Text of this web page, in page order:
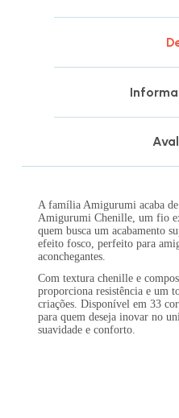
A família Amigurumi acaba de
Amigurumi Chenille, um fio
quem busca um acabamento
efeito fosco, perfeito para
aconchegantes.
Com textura chenille e
proporciona resistência e um
criações. Disponível em 33
para quem deseja inovar no
suavidade e conforto.